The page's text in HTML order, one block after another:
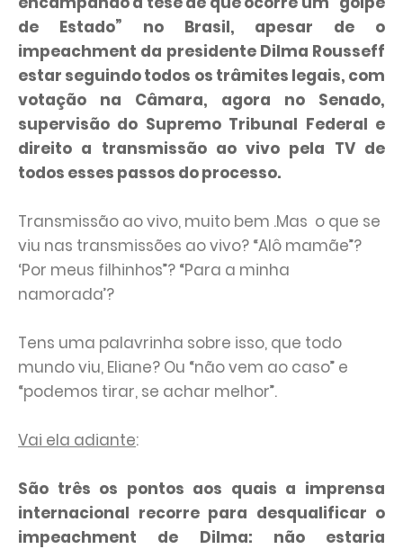
de Estado” no Brasil, apesar de o
impeachment da presidente Dilma Rousseff
estar seguindo todos os trâmites legais, com
votação na Câmara, agora no Senado,
supervisão do Supremo Tribunal Federal e
direito a transmissão ao vivo pela TV de
todos esses passos do processo.
Transmissão ao vivo, muito bem .Mas o que se
viu nas transmissões ao vivo? “Alô mamãe”?
‘Por meus filhinhos”? “Para a minha
namorada’?
Tens uma palavrinha sobre isso, que todo
mundo viu, Eliane? Ou “não vem ao caso” e
“podemos tirar, se achar melhor”.
Vai ela adiante:
São três os pontos aos quais a imprensa
internacional recorre para desqualificar o
impeachment de Dilma: não estaria